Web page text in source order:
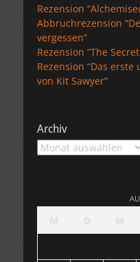
Rezension
Abbruchrezension
vergessen”
Rezension “The
Rezension “Das
von Kit Sawyer”
Archiv
Archiv